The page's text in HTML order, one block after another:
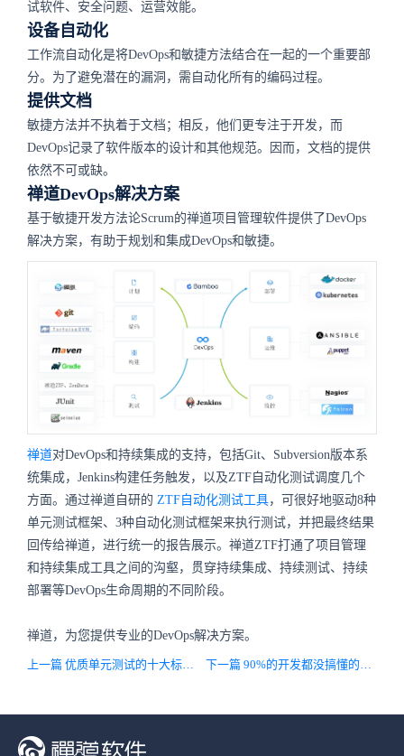
试软件、安全问题、运营效能。
设备自动化
工作流自动化是将DevOps和敏捷方法结合在一起的一个重要部
分。为了避免潜在的漏洞，需自动化所有的编码过程。
提供文档
敏捷方法并不执着于文档；相反，他们更专注于开发，而
DevOps记录了软件版本的设计和其他规范。因而，文档的提供
依然不可或缺。
禅道DevOps解决方案
基于敏捷开发方法论Scrum的禅道项目管理软件提供了DevOps
解决方案，有助于规划和集成DevOps和敏捷。
禅道对DevOps和持续集成的支持，包括Git、Subversion版本系
统集成，Jenkins构建任务触发，以及ZTF自动化测试调度几个
方面。通过禅道自研的 ZTF自动化测试工具，可很好地驱动8种
单元测试框架、3种自动化测试框架来执行测试，并把最终结果
回传给禅道，进行统一的报告展示。禅道ZTF打通了项目管理
和持续集成工具之间的沟壑，贯穿持续集成、持续测试、持续
部署等DevOps生命周期的不同阶段。
禅道，为您提供专业的DevOps解决方案。